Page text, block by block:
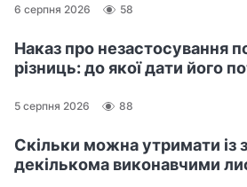
6 серпня 2026 58
Наказ про незастосування
різниць: до якої дати його
5 серпня 2026 88
Скільки можна утримати із
декількома виконавчими